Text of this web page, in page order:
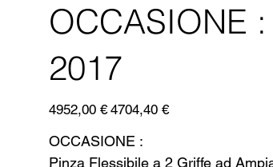
OCCASIONE
2017
Prezzo
originale
4952,00 €
Prezzo
scontato
4704,40 €
OCCASIONE :
Pinza Flessibile a 2 Griffe ad